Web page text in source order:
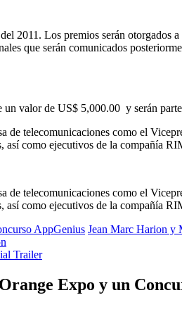
2011. Los premios serán otorgados
que serán comunicados
valor de US$ 5,000.00 y serán
de telecomunicaciones como el
como ejecutivos de la compañía
de telecomunicaciones como el
como ejecutivos de la compañía
AppGenius Jean Marc Harion y
Trailer
Expo y un